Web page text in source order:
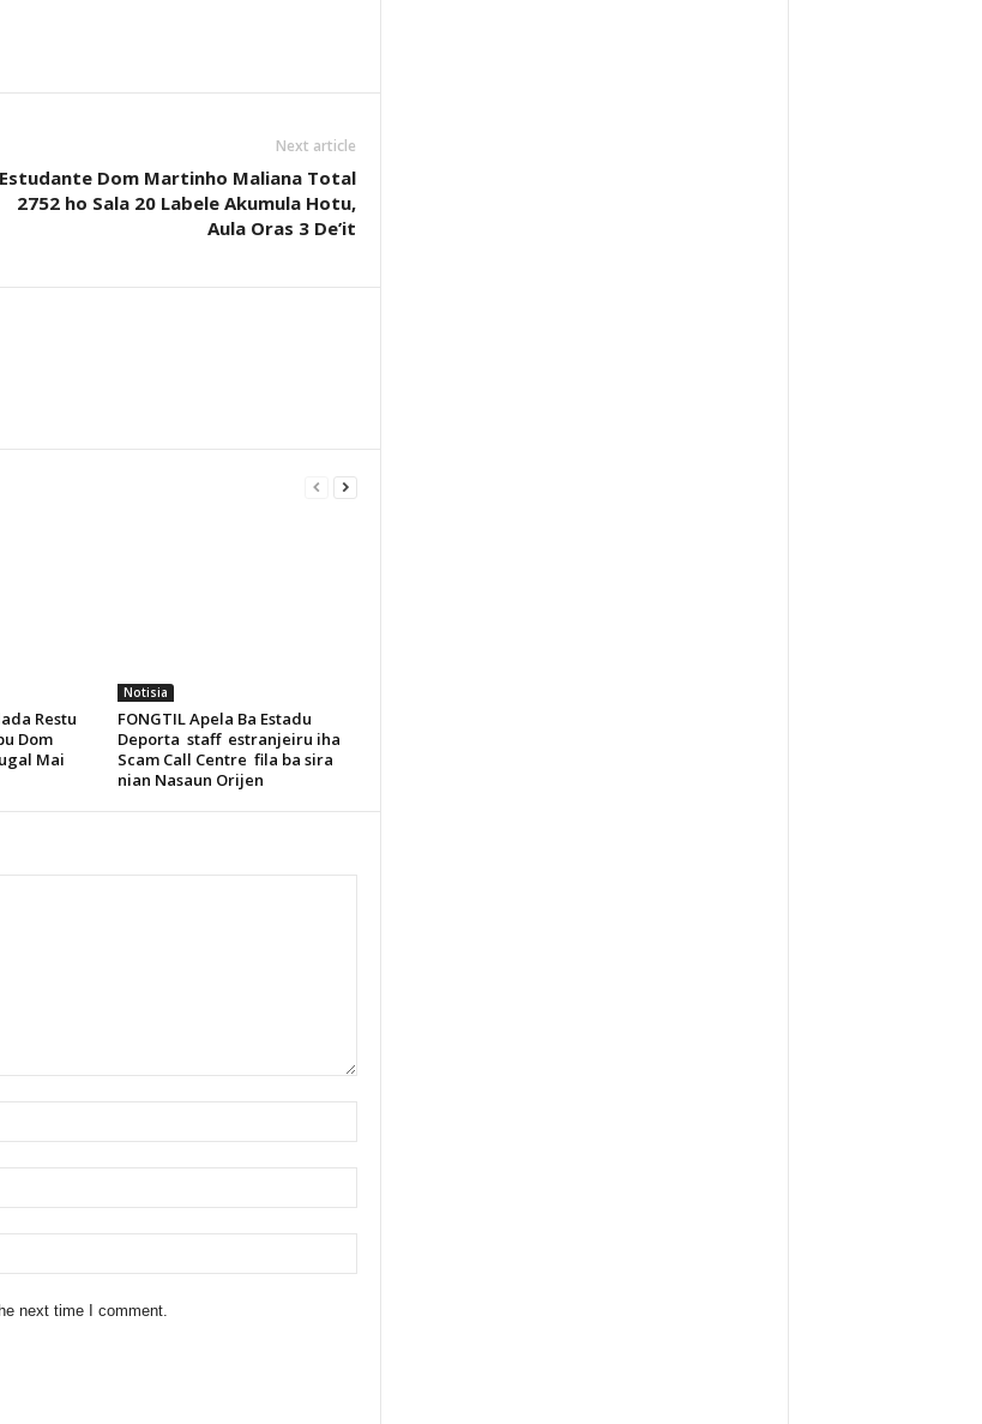
Next article
Estudante Dom Martinho Maliana Total
2752 ho Sala 20 Labele Akumula Hotu,
Aula Oras 3 De’it
Restu
Dom
Mai
Notisia
FONGTIL Apela Ba Estadu
Deporta staff estranjeiru iha
Scam Call Centre fila ba sira
nian Nasaun Orijen
next time I comment.